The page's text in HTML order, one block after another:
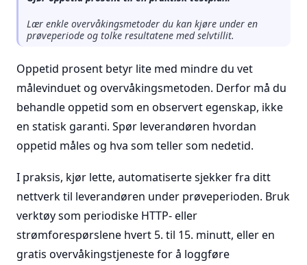
Lær enkle overvåkingsmetoder du kan kjøre under en
prøveperiode og tolke resultatene med selvtillit.
Oppetid prosent betyr lite med mindre du vet
målevinduet og overvåkingsmetoden. Derfor må du
behandle oppetid som en observert egenskap, ikke
en statisk garanti. Spør leverandøren hvordan
oppetid måles og hva som teller som nedetid.
I praksis, kjør lette, automatiserte sjekker fra ditt
nettverk til leverandøren under prøveperioden. Bruk
verktøy som periodiske HTTP- eller
strømforespørslene hvert 5. til 15. minutt, eller en
gratis overvåkingstjeneste for å loggføre